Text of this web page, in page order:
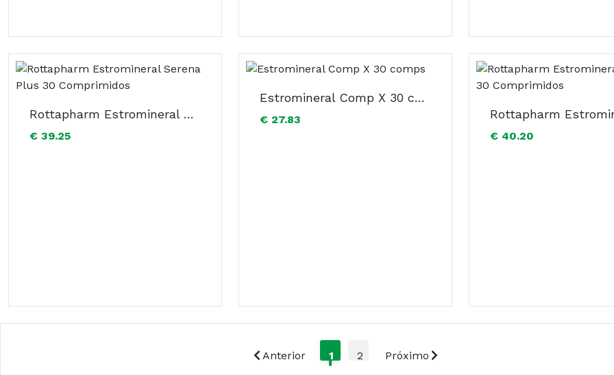
Rottapharm Estromineral Serena Plus 30 Comprimidos
€ 39.25
Estromineral Comp X 30 comps
€ 27.83
€ 40.20
Anterior 1 2 Próximo